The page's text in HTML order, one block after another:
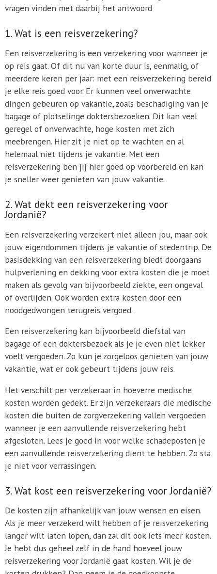
vragen vinden met daarbij het antwoord
1. Wat is een reisverzekering?
Een reisverzekering is een verzekering voor wanneer je
op reis gaat. Of dit nu van korte duur is, eenmalig, of
meerdere keren per jaar: met een reisverzekering bereid
je elke reis goed voor. Er kunnen veel onverwachte
dingen gebeuren op vakantie, zoals beschadiging van je
bagage of plotselinge doktersbezoeken. Dit kan veel
geregel of onverwachte, hoge kosten met zich
meebrengen. Hier zit je niet op te wachten en al
helemaal niet tijdens je vakantie. Met een
reisverzekering ben jij hier goed op voorbereid en kan
je sneller weer genieten van jouw vakantie.
2. Wat dekt een reisverzekering voor
Jordanië?
Een reisverzekering verzekert niet alleen jou, maar ook
jouw eigendommen tijdens je vakantie of stedentrip. De
basisdekking van een reisverzekering biedt doorgaans
hulpverlening en dekking voor extra kosten die je moet
maken als gevolg van bijvoorbeeld ziekte, een ongeval
of overlijden. Ook worden extra kosten door een
noodgedwongen terugreis vergoed.
Een reisverzekering kan bijvoorbeeld diefstal van
bagage of een doktersbezoek als je je even niet lekker
voelt vergoeden. Zo kun je zorgeloos genieten van jouw
vakantie, wat er ook gebeurt tijdens jouw reis.
Het verschilt per verzekeraar in hoeverre medische
kosten worden gedekt. Er zijn verzekeraars die medische
kosten die buiten de zorgverzekering vallen vergoeden
wanneer je een aanvullende reisverzekering hebt
afgesloten. Lees je goed in voor welke schadeposten je
een aanvullende reisverzekering dient te hebben. Zo sta
je niet voor verrassingen.
3. Wat kost een reisverzekering voor Jordanië?
De kosten zijn afhankelijk van jouw wensen en eisen.
Als je meer verzekerd wilt hebben of je reisverzekering
langer wilt laten lopen, dan zal dit ook iets meer kosten.
Je hebt dus geheel zelf in de hand hoeveel jouw
reisverzekering voor Jordanië gaat kosten. Wil je de